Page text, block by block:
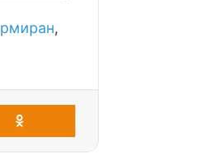
,
Odnoklassniki